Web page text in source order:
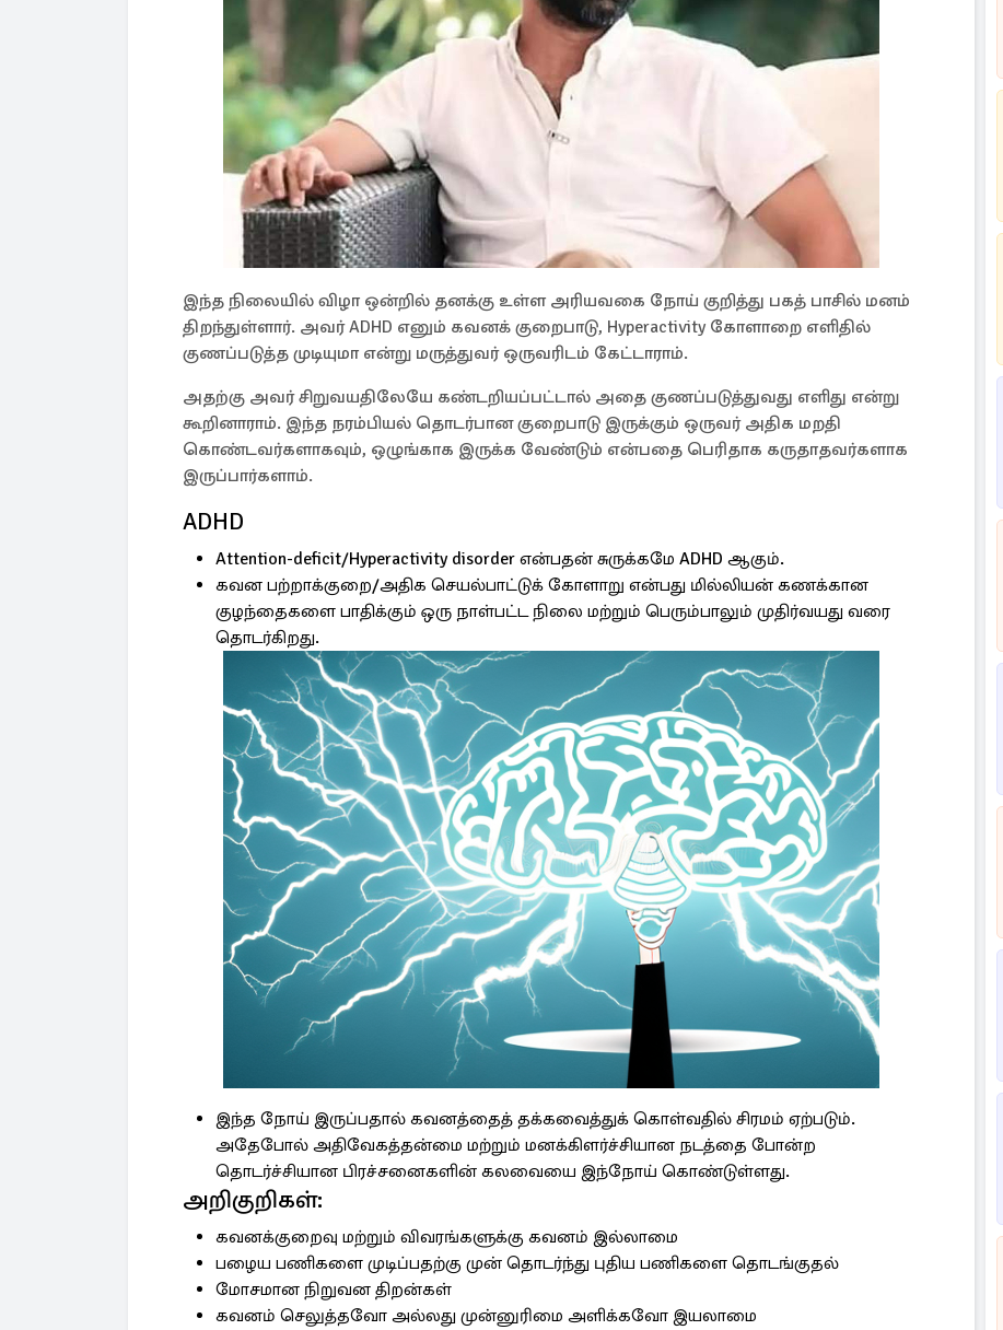
இந்த நிலையில் விழா ஒன்றில் தனக்கு உள்ள அரியவகை நோய் குறித்து பகத் பாசில் மனம்
திறந்துள்ளார். அவர் ADHD எனும் கவனக் குறைபாடு, Hyperactivity கோளாறை எளிதில்
குணப்படுத்த முடியுமா என்று மருத்துவர் ஒருவரிடம் கேட்டாராம்.
அதற்கு அவர் சிறுவயதிலேயே கண்டறியப்பட்டால் அதை குணப்படுத்துவது எளிது என்று
கூறினாராம். இந்த நரம்பியல் தொடர்பான குறைபாடு இருக்கும் ஒருவர் அதிக மறதி
கொண்டவர்களாகவும், ஒழுங்காக இருக்க வேண்டும் என்பதை பெரிதாக கருதாதவர்களாக
இருப்பார்களாம்.
ADHD
Attention-deficit/Hyperactivity disorder என்பதன் சுருக்கமே ADHD ஆகும்.
கவன பற்றாக்குறை/அதிக செயல்பாட்டுக் கோளாறு என்பது மில்லியன் கணக்கான
குழந்தைகளை பாதிக்கும் ஒரு நாள்பட்ட நிலை மற்றும் பெரும்பாலும் முதிர்வயது வரை
தொடர்கிறது.
இந்த நோய் இருப்பதால் கவனத்தைத் தக்கவைத்துக் கொள்வதில் சிரமம் ஏற்படும்.
அதேபோல் அதிவேகத்தன்மை மற்றும் மனக்கிளர்ச்சியான நடத்தை போன்ற
தொடர்ச்சியான பிரச்சனைகளின் கலவையை இந்நோய் கொண்டுள்ளது.
அறிகுறிகள்:
கவனக்குறைவு மற்றும் விவரங்களுக்கு கவனம் இல்லாமை
பழைய பணிகளை முடிப்பதற்கு முன் தொடர்ந்து புதிய பணிகளை தொடங்குதல்
மோசமான நிறுவன திறன்கள்
கவனம் செலுத்தவோ அல்லது முன்னுரிமை அளிக்கவோ இயலாமை